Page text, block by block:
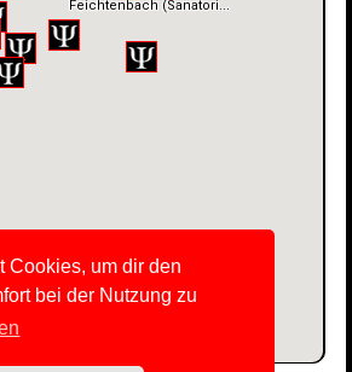
Cookies, um dir den
bei der Nutzung zu